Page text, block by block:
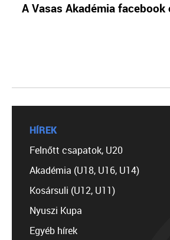
A Vasas Akadémia facebook
HÍREK
Felnőtt csapatok, U20
Akadémia (U18, U16, U14)
Kosársuli (U12, U11)
Nyuszi Kupa
Egyéb hírek